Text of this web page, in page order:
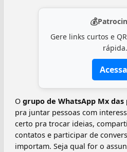
💰
Gere links curtos e
rápida.
O grupo de WhatsApp Mx das
pra juntar pessoas com
certo pra trocar ideias,
contatos e participar de
importam. Seja qual for o